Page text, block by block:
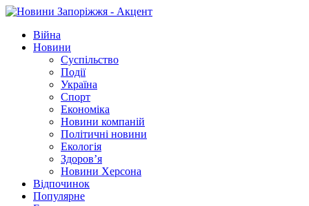
Війна
Новини
Суспільство
Події
Україна
Спорт
Економіка
Новини компаній
Політичні новини
Екологія
Здоров’я
Новини Херсона
Відпочинок
Популярне